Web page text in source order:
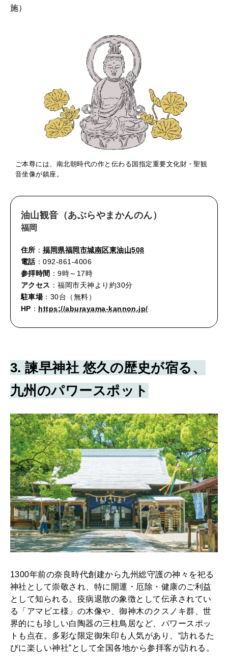
施）
ご本尊には、南北朝時代の作と伝わる国指定重要文化財・聖観
音坐像が鎮座。
油山観音（あぶらやまかんのん）
福岡
住所 ：福岡県福岡市城南区東油山508
電話：092-861-4006
参拝時間 ：9時～17時
アクセス ：福岡市天神より約30分
駐車場：30台（無料）
HP ： https://aburayama-kannon.jp/
3. 諫早神社 悠久の歴史が宿る、
九州のパワースポット
1300年前の奈良時代創建から九州総守護の神々を祀る
神社として崇敬され、特に開運・厄除・健康のご利益
として知られる。疫病退散の象徴として伝承されてい
る「アマビエ様」の木像や、御神木のクスノキ群、世
界的にも珍しい白陶器の三柱鳥居など、パワースポッ
トも点在。多彩な限定御朱印も人気があり、“訪れるた
びに楽しい神社”として全国各地から参拝客が訪れる。